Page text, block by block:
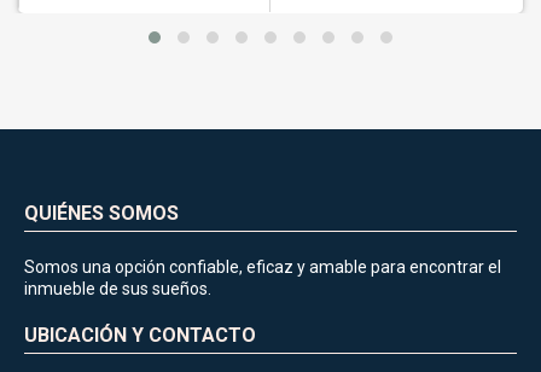
QUIÉNES SOMOS
Somos una opción confiable, eficaz y amable para encontrar el
inmueble de sus sueños.
UBICACIÓN Y CONTACTO